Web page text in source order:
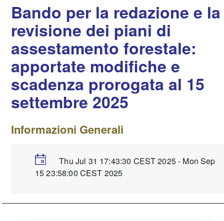
Bando per la redazione e la
revisione dei piani di
assestamento forestale:
apportate modifiche e
scadenza prorogata al 15
settembre 2025
Informazioni Generali
Thu Jul 31 17:43:30 CEST 2025 - Mon Sep
15 23:58:00 CEST 2025